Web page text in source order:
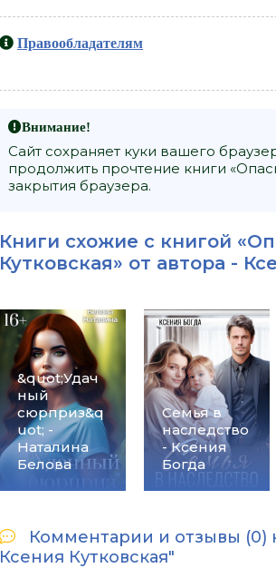
Правообладателям
Внимание!
Сайт сохраняет куки вашего
продолжить прочтение книги
закрытия браузера.
Книги схожие с книгой
Кутковская» от автора -
&quot;Удач
ный
сюрприз&q
uot; -
Наталина
Белова
Семья в
наследство
- Ксения
Богда
Комментарии и отзывы (0)
Ксения Кутковская"